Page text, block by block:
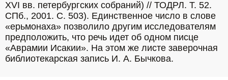
XVI вв. петербургских собраний) // ТОДРЛ. Т. 52.
СПб., 2001. С. 503). Единственное число в слове
«ерьмонаха» позволило другим исследователям
предположить, что речь идет об одном писце
«Аврамии Исакии». На этом же листе заверочная
библиотекарская запись И. А. Бычкова.